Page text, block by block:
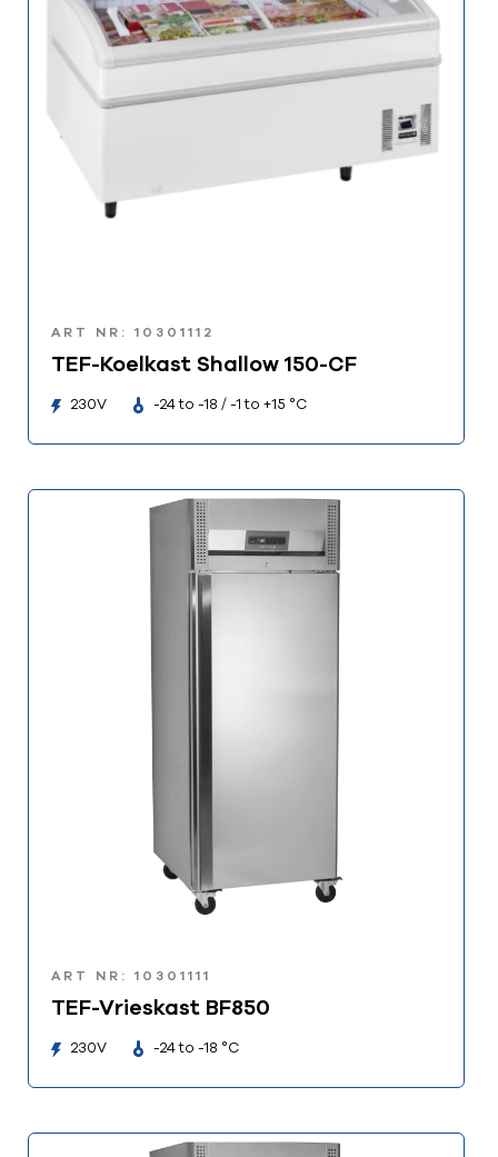
ART NR: 10301112
TEF-Koelkast Shallow 150-CF
230V -24 to -18 / -1 to +15 °C
ART NR: 10301111
TEF-Vrieskast BF850
230V -24 to -18 °C